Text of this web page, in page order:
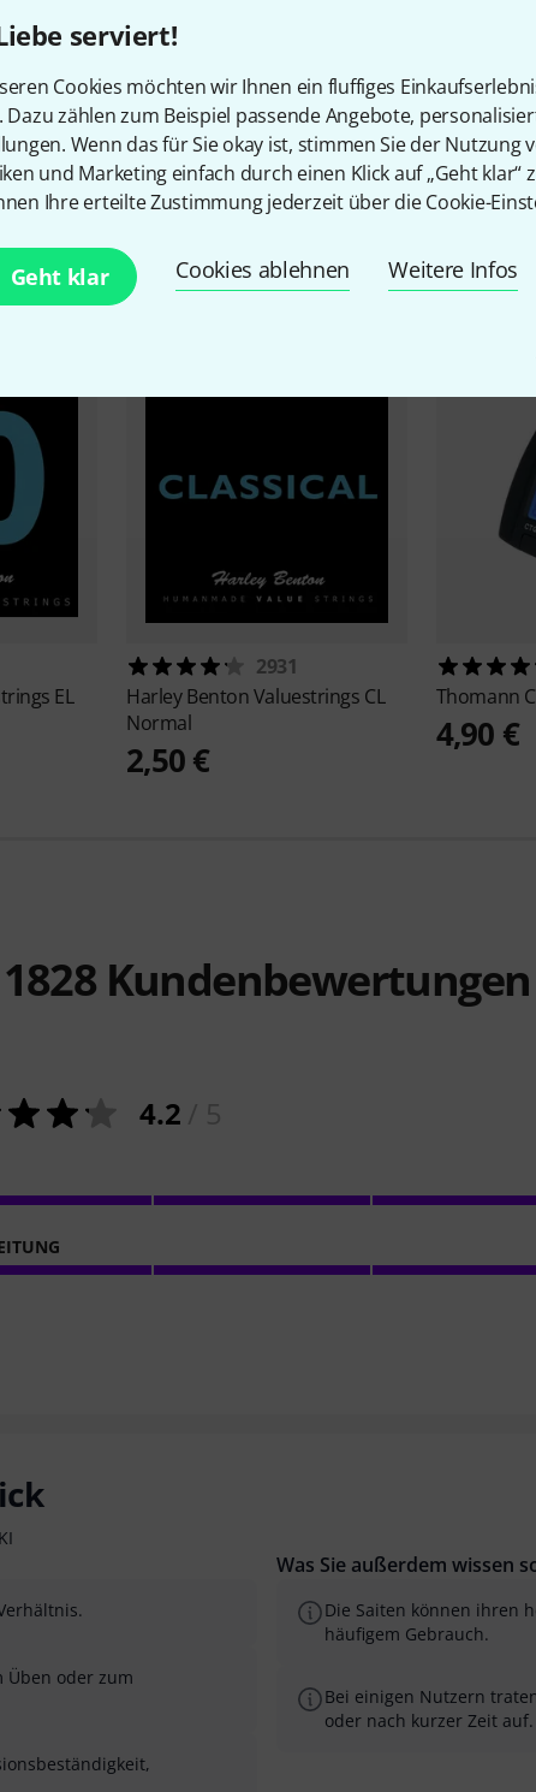
serviert!
Cookies möchten wir Ihnen ein fluffiges
Dazu zählen zum Beispiel passende Angebote,
Wenn das für Sie okay ist, stimmen Sie der Nutzung
und Marketing einfach durch einen Klick auf „Geht klar“
Ihre erteilte Zustimmung jederzeit über die Cookie-
Geht klar Cookies ablehnen Weitere Infos
Vergleichen
& passende Artikel
EL
2931
Harley BentonValuestrings CL
Normal
2,50 €
Thomann
4,90 €
1828 Kundenbewertungen
4.2
Üben oder zum
Was Sie außerdem wissen
Die Saiten können ihren
häufigem Gebrauch.
Bei einigen Nutzern
oder nach kurzer Zeit auf.